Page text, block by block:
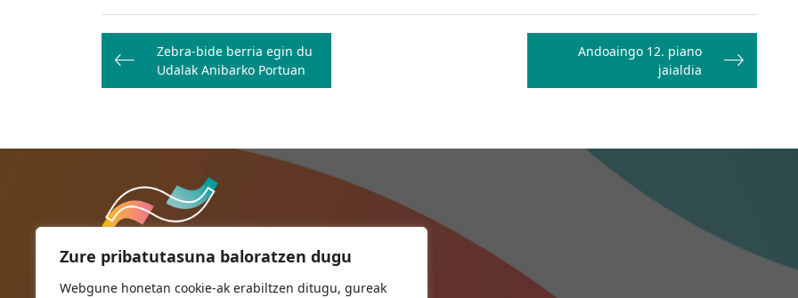
Zure pribatutasuna baloratzen dugu
Webgune honetan cookie-ak erabiltzen ditugu, gureak
Bidalketetan
zehar
nabigatu
Zebra-bide berria egin du
Udalak Anibarko Portuan
Andoaingo 12. piano
jaialdia